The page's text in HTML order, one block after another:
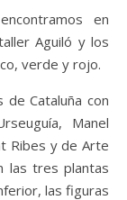
en
Aguiló y los
verde y rojo.
Cataluña con
Manel
Ribes y de Arte
las tres plantas
las figuras